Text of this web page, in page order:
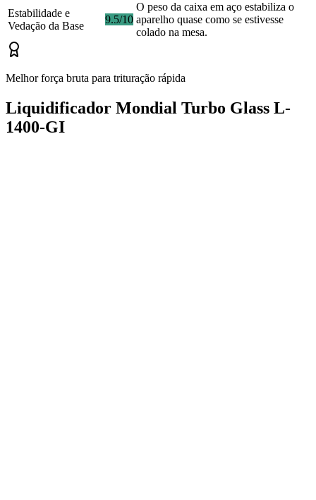
Estabilidade e
Vedação da Base
9.5/10
O peso da caixa em aço estabiliza o
aparelho quase como se estivesse
colado na mesa.
Melhor força bruta para trituração rápida
Liquidificador Mondial Turbo Glass L-
1400-GI